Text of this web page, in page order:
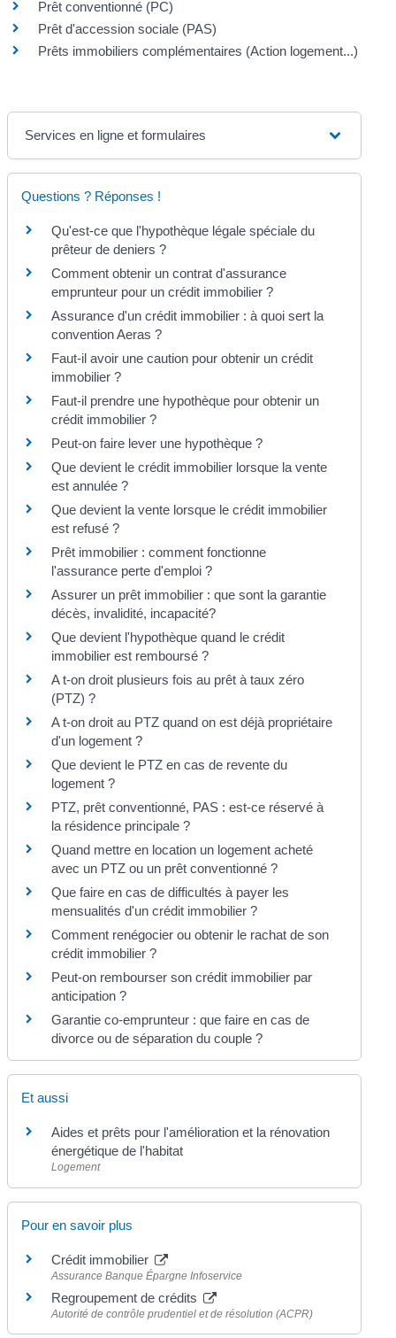
Prêt conventionné (PC)
Prêt d'accession sociale (PAS)
Prêts immobiliers complémentaires (Action logement...)
Services en ligne et formulaires
Questions ? Réponses !
Qu'est-ce que l'hypothèque légale spéciale du
prêteur de deniers ?
Comment obtenir un contrat d'assurance
emprunteur pour un crédit immobilier ?
Assurance d'un crédit immobilier : à quoi sert la
convention Aeras ?
Faut-il avoir une caution pour obtenir un crédit
immobilier ?
Faut-il prendre une hypothèque pour obtenir un
crédit immobilier ?
Peut-on faire lever une hypothèque ?
Que devient le crédit immobilier lorsque la vente
est annulée ?
Que devient la vente lorsque le crédit immobilier
est refusé ?
Prêt immobilier : comment fonctionne
l'assurance perte d'emploi ?
Assurer un prêt immobilier : que sont la garantie
décès, invalidité, incapacité?
Que devient l'hypothèque quand le crédit
immobilier est remboursé ?
A t-on droit plusieurs fois au prêt à taux zéro
(PTZ) ?
A t-on droit au PTZ quand on est déjà propriétaire
d'un logement ?
Que devient le PTZ en cas de revente du
logement ?
PTZ, prêt conventionné, PAS : est-ce réservé à
la résidence principale ?
Quand mettre en location un logement acheté
avec un PTZ ou un prêt conventionné ?
Que faire en cas de difficultés à payer les
mensualités d'un crédit immobilier ?
Comment renégocier ou obtenir le rachat de son
crédit immobilier ?
Peut-on rembourser son crédit immobilier par
anticipation ?
Garantie co-emprunteur : que faire en cas de
divorce ou de séparation du couple ?
Et aussi
Aides et prêts pour l'amélioration et la rénovation
énergétique de l'habitat
Logement
Pour en savoir plus
Crédit immobilier
Assurance Banque Épargne Infoservice
Regroupement de crédits
Autorité de contrôle prudentiel et de résolution (ACPR)